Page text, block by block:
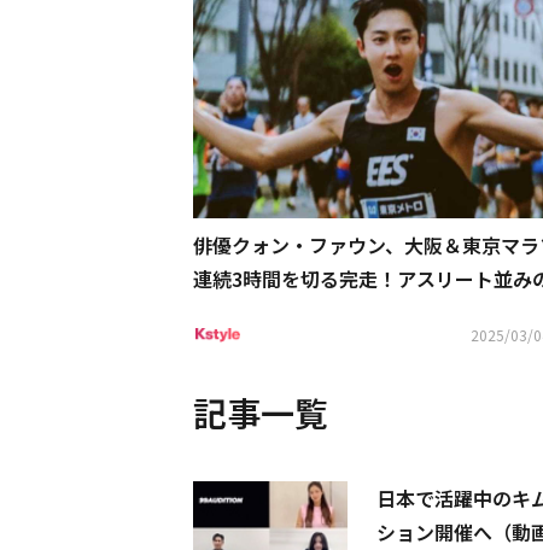
俳優クォン・ファウン、大阪＆東京マ
連続3時間を切る完走！アスリート並み
2025/03/
記事一覧
日本で活躍中のキ
ション開催へ（動